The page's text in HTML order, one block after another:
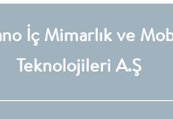
İç Mimarlık ve
Teknolojileri A.Ş